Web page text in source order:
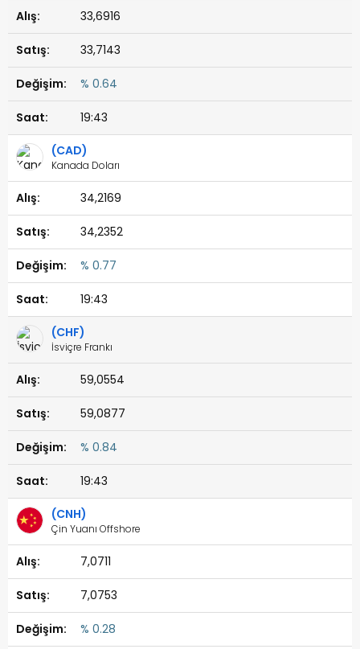
33,6916
33,7143
% 0.64
19:43
(CAD)
Kanada Doları
34,2169
34,2352
% 0.77
19:43
(CHF)
İsviçre Frankı
59,0554
59,0877
% 0.84
19:43
(CNH)
Çin Yuanı Offshore
7,0711
7,0753
% 0.28